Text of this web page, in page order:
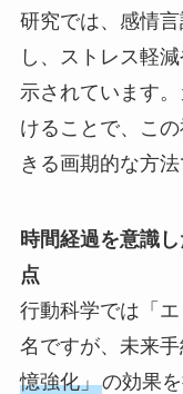
研究では、感情
し、ストレス軽
示されています
けることで、こ
きる画期的な方法
時間経過を意識
点
行動科学では「
名ですが、未来
憶強化」の効果